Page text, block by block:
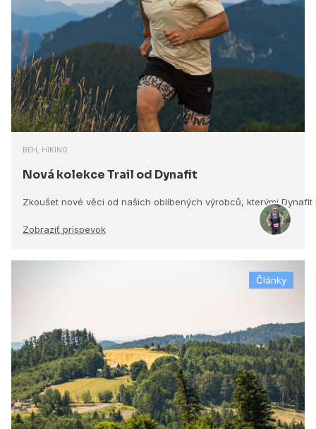
BEH, HIKING
Nová kolekce Trail od Dynafit
Zkoušet nové věci od našich oblíbených výrobců, kterými
Zobraziť príspevok
Články